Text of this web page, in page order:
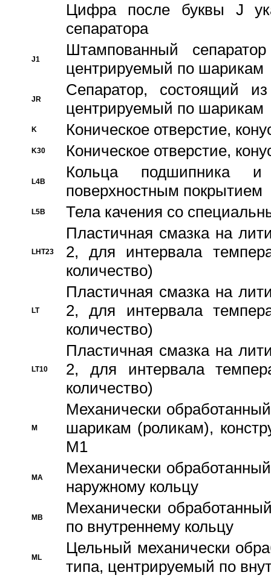
Цифра после буквы J
сепаратора
J1
Штампованный
центрируемый по шарикам
JR
Сепаратор, состоящий
центрируемый по шарикам
K Коническое отверстие,
K30 Коническое отверстие,
L4B
Кольца подшипника
поверхностным покрытием
L5B Тела качения со
LHT23
Пластичная смазка на
2, для интервала
количество)
LT
Пластичная смазка на
2, для интервала
количество)
LT10
Пластичная смазка на
2, для интервала
количество)
M
Механически
шарикам (роликам),
M1
MA
Механически
наружному кольцу
MB
Механически
по внутреннему кольцу
ML
Цельный механически
типа, центрируемый по